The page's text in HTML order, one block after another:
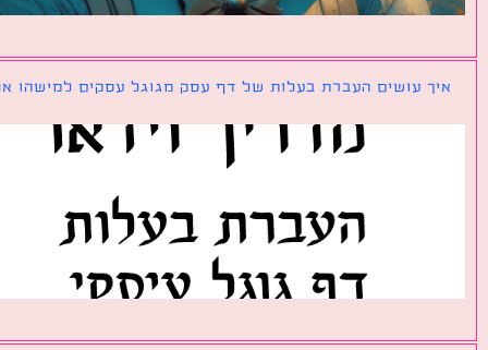
עושים העברת בעלות של דף עסק מגוגל עסקים למישהו אחר?